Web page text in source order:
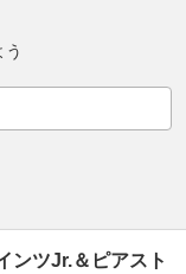
ンツJr.＆ピアスト